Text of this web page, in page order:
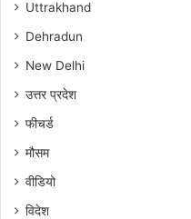
Uttrakhand
Dehradun
New Delhi
उत्तर प्रदेश
फीचर्ड
मौसम
वीडियो
विदेश